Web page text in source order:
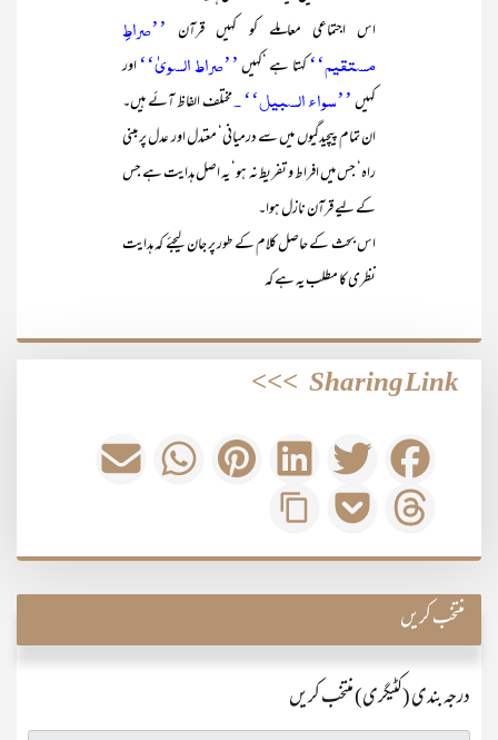
اس اجتماعی معاملے کو کہیں قرآن ’’صراطِ
مستقیم‘‘کہتا ہے ‘کہیں’’صراط السویٰ‘‘اور
کہیں’’سواء السبیل‘‘ ۔مختلف الفاظ آئے ہیں۔
ان تمام پیچیدگیوں میں سے درمیانی‘ معتدل اور عدل پر مبنی
راہ‘ جس میں افراط و تفریط نہ ہو‘ یہ اصل ہدایت ہے جس
کے لیے قرآن نازل ہوا۔
اس بحث کے حاصل کلام کے طور پر جان لیجئے کہ ہدایت
نظری کا مطلب یہ ہے کہ
Sharing Link
>>>
منتخب کریں
درجہ بندی (کٹیگری) منتخب کریں